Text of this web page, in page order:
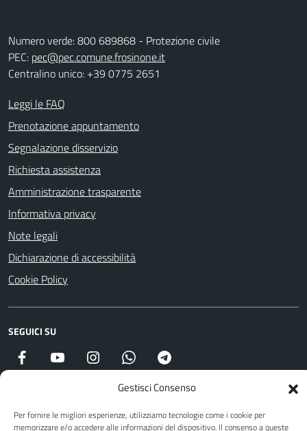
Gestisci Consenso
Per fornire le migliori esperienze, utilizziamo tecnologie come i cookie per
memorizzare e/o accedere alle informazioni del dispositivo. Il consenso a queste
Numero verde: 800 689868 - Protezione civile
PEC: pec@pec.comune.frosinone.it
Centralino unico: +39 0775 2651
Leggi le FAQ
Prenotazione appuntamento
Segnalazione disservizio
Richiesta assistenza
Amministrazione trasparente
Informativa privacy
Note legali
Dichiarazione di accessibilità
Cookie Policy
SEGUICI SU
Facebook YouTube Instagram WhatsApp
Attuazione Misure PNRR